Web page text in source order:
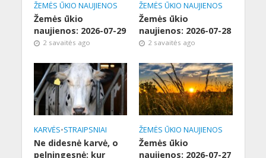
ŽEMĖS ŪKIO NAUJIENOS
Žemės ūkio
naujienos: 2026-07-29
2 savaitės ago
ŽEMĖS ŪKIO NAUJIENOS
Žemės ūkio
naujienos: 2026-07-28
2 savaitės ago
KARVĖS•STRAIPSNIAI
Ne didesnė karvė, o
pelningesnė: kur
ŽEMĖS ŪKIO NAUJIENOS
Žemės ūkio
naujienos: 2026-07-27